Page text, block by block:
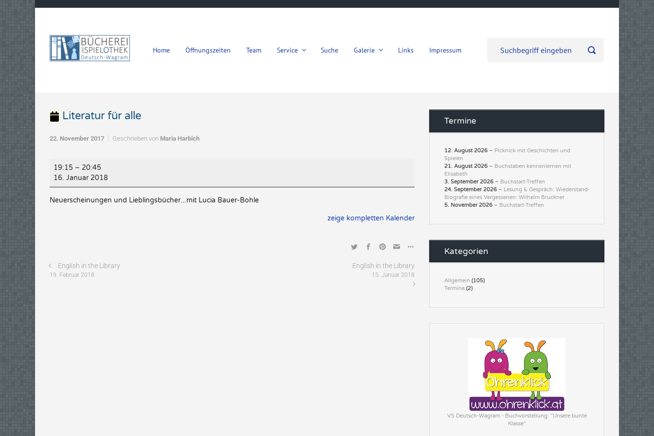
Home Öffnungszeiten Team Service Suche Galerie Links Impressum
Literatur für alle
22. November 2017 Geschrieben von Maria Harbich
Literatur
für
19:15 – 20:45
16. Januar 2018
Neuerscheinungen und Lieblingsbücher...mit Lucia Bauer-Bohle
zeige kompletten Kalender
English in the Library
19. Februar 2018
English in the Library
15. Januar 2018
Termine
12. August 2026 – Picknick mit Geschichten und
Spielen
21. August 2026 – Buchstaben kennenlernen mit
Elisabeth
3. September 2026 – Buchstart-Treffen
24. September 2026 – Lesung & Gespräch: Wiederstand-
Biografie eines Vergessenen: Wilhelm Bruckner
5. November 2026 – Buchstart-Treffen
Kategorien
Allgemein (105)
Termine (2)
VS Deutsch-Wagram - Buchvorstellung: "Unsere bunte
Klasse"